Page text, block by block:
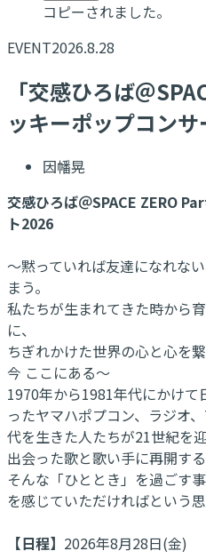
コピーされました。
EVENT2026.8.28
「交感ひろば＠
ッキーポップコン
因幡晃
交感ひろば＠SPACE ZERO
ト2026
～黙っていれば友達になれな
まう。
私たちが生まれてきた時から
に、
ちぎれかけた世界の心と心を
今 ここにある～
1970年から1981年代にかけ
ったヤマハポプコン、ラジオ
代を生きた人たちが21世紀を
出会った歌と歌い手に再開する
そんな「ひととき」を過ごす
を感じていただければという
【日程】 2026年8月28日(金)